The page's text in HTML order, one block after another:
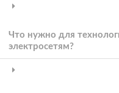
Что нужно для
электросетям?